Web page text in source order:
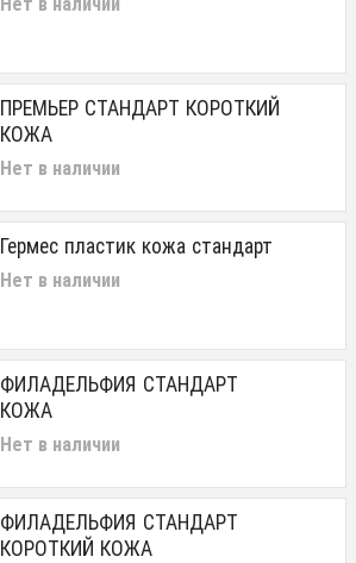
ПРЕМЬЕР СТАНДАРТ КОРОТКИЙ
КОЖА
Нет в наличии
Гермес пластик кожа стандарт
Нет в наличии
ФИЛАДЕЛЬФИЯ СТАНДАРТ
КОЖА
Нет в наличии
ФИЛАДЕЛЬФИЯ СТАНДАРТ
КОРОТКИЙ КОЖА